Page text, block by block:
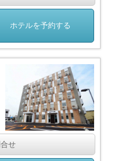
ホテルを予約する
せ